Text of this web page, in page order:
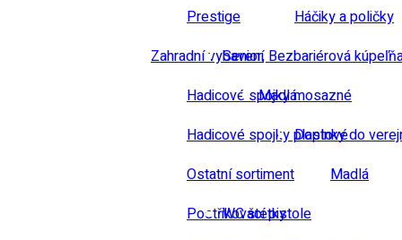
Prestige
Zahradní vybavení
Hadicové spojky mosazné
Hadicové spojky plastové
Ostatní sortiment
Postřikovací pistole
Háčiky a poličky
Senior, Bezbariérová
Madlá
Doplnky do
Madlá
WC štetky